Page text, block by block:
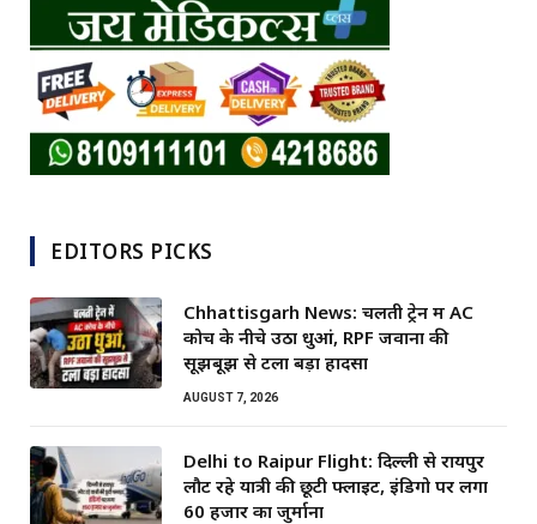
EDITORS PICKS
Chhattisgarh News: चलती ट्रेन में AC
कोच के नीचे उठा धुआं, RPF जवानों की
सूझबूझ से टला बड़ा हादसा
AUGUST 7, 2026
Delhi to Raipur Flight: दिल्ली से रायपुर
लौट रहे यात्री की छूटी फ्लाइट, इंडिगो पर लगा
60 हजार का जुर्माना